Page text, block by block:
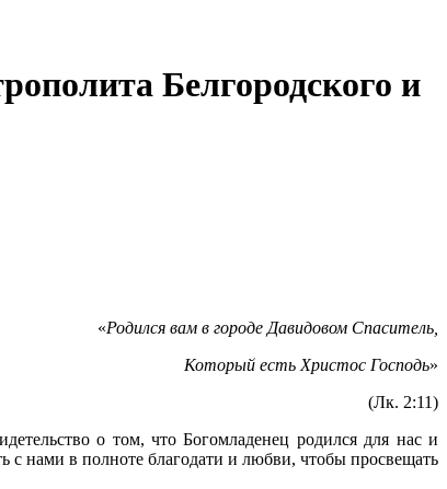
Белгородского и
«Родился вам в городе Давидовом Спаситель,
Который есть Христос Господь»
(Лк. 2:11)
о том, что Богомладенец родился для нас и
с нами в полноте благодати и любви, чтобы просвещать